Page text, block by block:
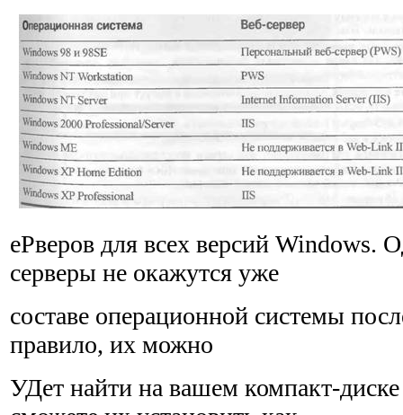
еРверов для всех версий Windows.
серверы не окажутся уже
составе операционной системы
правило, их можно
УДет найти на вашем компакт-